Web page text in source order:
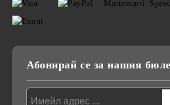
Абонирай се за нашия